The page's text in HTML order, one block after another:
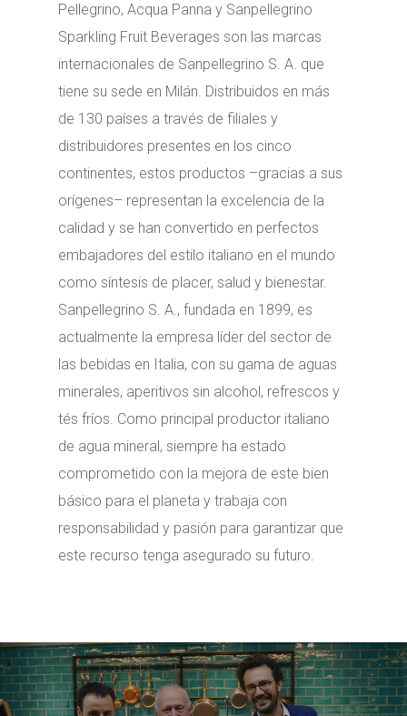
Pellegrino, Acqua Panna y Sanpellegrino
Sparkling Fruit Beverages son las marcas
internacionales de Sanpellegrino S. A. que
tiene su sede en Milán. Distribuidos en más
de 130 países a través de filiales y
distribuidores presentes en los cinco
continentes, estos productos –gracias a sus
orígenes– representan la excelencia de la
calidad y se han convertido en perfectos
embajadores del estilo italiano en el mundo
como síntesis de placer, salud y bienestar.
Sanpellegrino S. A., fundada en 1899, es
actualmente la empresa líder del sector de
las bebidas en Italia, con su gama de aguas
minerales, aperitivos sin alcohol, refrescos y
tés fríos. Como principal productor italiano
de agua mineral, siempre ha estado
comprometido con la mejora de este bien
básico para el planeta y trabaja con
responsabilidad y pasión para garantizar que
este recurso tenga asegurado su futuro.